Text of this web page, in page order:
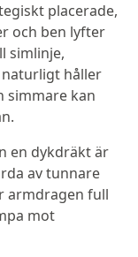
placerade,
och ben lyfter
simlinje,
håller
simmare kan
en dykdräkt är
av tunnare
armdragen full
mot